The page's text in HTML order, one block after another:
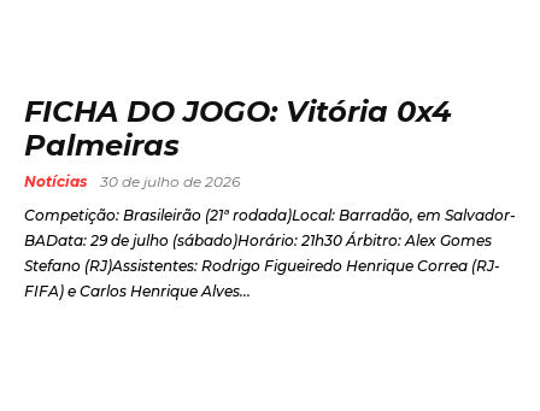
FICHA DO JOGO: Vitória 0x4
Palmeiras
Notícias
30 de julho de 2026
Competição: Brasileirão (21ª rodada)Local: Barradão, em Salvador-
BAData: 29 de julho (sábado)Horário: 21h30 Árbitro: Alex Gomes
Stefano (RJ)Assistentes: Rodrigo Figueiredo Henrique Correa (RJ-
FIFA) e Carlos Henrique Alves...